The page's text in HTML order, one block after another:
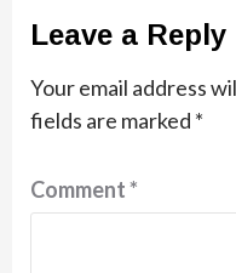
Leave a Reply
Your email address
fields are marked *
Comment*